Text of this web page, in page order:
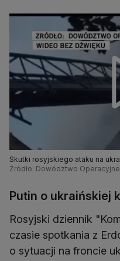
Skutki rosyjskiego ataku na
Źródło: Dowództwo
Putin o ukraińskiej
Rosyjski dziennik
czasie spotkania z
o sytuacji na froncie